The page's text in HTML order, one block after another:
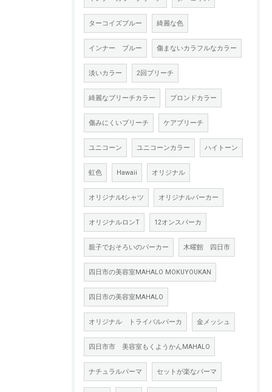
ターコイズブルー 綺麗な色
インナー ブルー 傷まないカラフルなカラー
淡いカラー 2回ブリーチ
綺麗なブリーチカラー ブロンドカラー
傷みにくいブリーチ ケアブリーチ
ユニコーン ユニコーンカラー ハイトーン
虹色 Hawaii オリジナル
オリジナルtシャツ オリジナルパーカー
オリジナルロンT 12オンスパーカ
親子でおそろいのパーカー 木曜館 四日市
四日市の美容室MAHALO MOKUYOUKAN
四日市の美容室MAHALO
オリジナル トライバルパーカ 金メッシュ
四日市市 美容室もくようかんMAHALO
ナチュラルパーマ セットが楽なパーマ